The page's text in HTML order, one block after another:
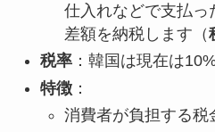
仕入れなどで支払っ
差額を納税します（
税率：韓国は現在は
特徴：
消費者が負担する税